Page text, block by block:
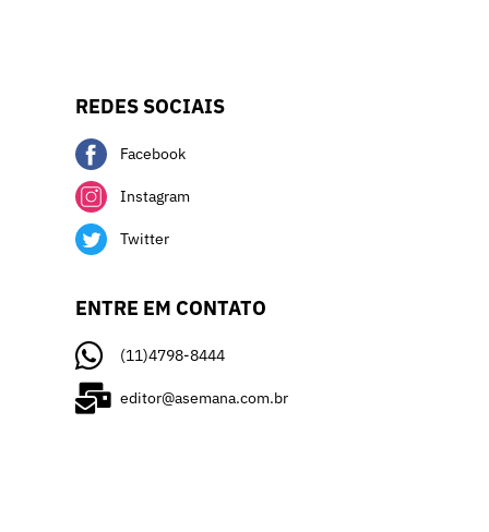
REDES SOCIAIS
Facebook
Instagram
Twitter
ENTRE EM CONTATO
(11)4798-8444
editor@asemana.com.br